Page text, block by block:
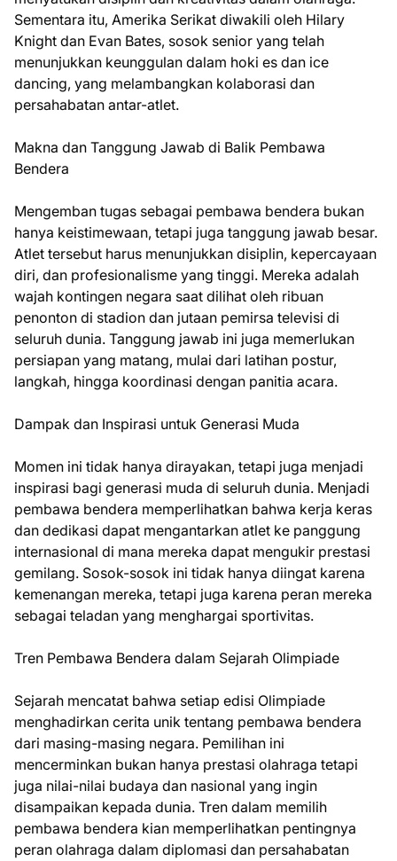
Sementara itu, Amerika Serikat diwakili oleh Hilary
Knight dan Evan Bates, sosok senior yang telah
menunjukkan keunggulan dalam hoki es dan ice
dancing, yang melambangkan kolaborasi dan
persahabatan antar-atlet.
Makna dan Tanggung Jawab di Balik Pembawa
Bendera
Mengemban tugas sebagai pembawa bendera bukan
hanya keistimewaan, tetapi juga tanggung jawab besar.
Atlet tersebut harus menunjukkan disiplin, kepercayaan
diri, dan profesionalisme yang tinggi. Mereka adalah
wajah kontingen negara saat dilihat oleh ribuan
penonton di stadion dan jutaan pemirsa televisi di
seluruh dunia. Tanggung jawab ini juga memerlukan
persiapan yang matang, mulai dari latihan postur,
langkah, hingga koordinasi dengan panitia acara.
Dampak dan Inspirasi untuk Generasi Muda
Momen ini tidak hanya dirayakan, tetapi juga menjadi
inspirasi bagi generasi muda di seluruh dunia. Menjadi
pembawa bendera memperlihatkan bahwa kerja keras
dan dedikasi dapat mengantarkan atlet ke panggung
internasional di mana mereka dapat mengukir prestasi
gemilang. Sosok-sosok ini tidak hanya diingat karena
kemenangan mereka, tetapi juga karena peran mereka
sebagai teladan yang menghargai sportivitas.
Tren Pembawa Bendera dalam Sejarah Olimpiade
Sejarah mencatat bahwa setiap edisi Olimpiade
menghadirkan cerita unik tentang pembawa bendera
dari masing-masing negara. Pemilihan ini
mencerminkan bukan hanya prestasi olahraga tetapi
juga nilai-nilai budaya dan nasional yang ingin
disampaikan kepada dunia. Tren dalam memilih
pembawa bendera kian memperlihatkan pentingnya
peran olahraga dalam diplomasi dan persahabatan